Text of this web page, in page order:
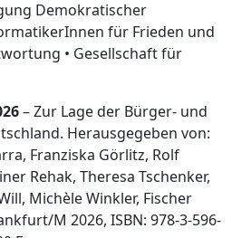
Demokratischer
für Frieden und
• Gesellschaft für
– Zur Lage der Bürger- und
Herausgegeben von:
Franziska Görlitz, Rolf
Rehak, Theresa Tschenker,
Michèle Winkler, Fischer
M 2026, ISBN: 978-3-596-